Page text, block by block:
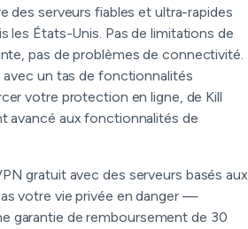
des serveurs fiables et ultra-rapides
les États-Unis. Pas de limitations de
pas de problèmes de connectivité.
avec un tas de fonctionnalités
votre protection en ligne, de Kill
avancé aux fonctionnalités de
gratuit avec des serveurs basés aux
votre vie privée en danger —
garantie de remboursement de 30